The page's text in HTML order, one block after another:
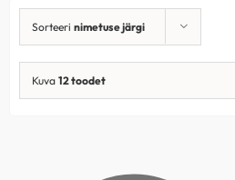
Sorteeri nimetuse järgi
Kuva 12 toodet